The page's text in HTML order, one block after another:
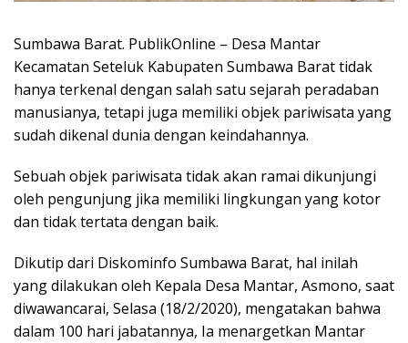
Sumbawa Barat. PublikOnline – Desa Mantar
Kecamatan Seteluk Kabupaten Sumbawa Barat tidak
hanya terkenal dengan salah satu sejarah peradaban
manusianya, tetapi juga memiliki objek pariwisata yang
sudah dikenal dunia dengan keindahannya.
Sebuah objek pariwisata tidak akan ramai dikunjungi
oleh pengunjung jika memiliki lingkungan yang kotor
dan tidak tertata dengan baik.
Dikutip dari Diskominfo Sumbawa Barat, hal inilah
yang dilakukan oleh Kepala Desa Mantar, Asmono, saat
diwawancarai, Selasa (18/2/2020), mengatakan bahwa
dalam 100 hari jabatannya, Ia menargetkan Mantar